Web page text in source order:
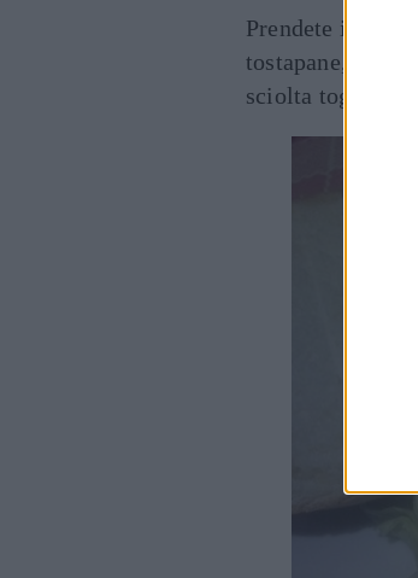
Prendete il
tostapane, deve
sciolta togliete